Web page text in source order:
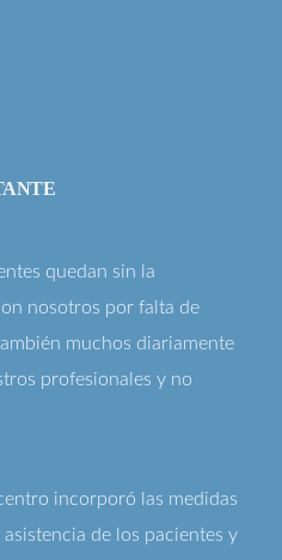
quedan sin la
nosotros por falta de
muchos diariamente
profesionales y no
incorporó las medidas
de los pacientes y